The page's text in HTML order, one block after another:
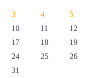
3
4 5
10
11 12
17
18 19
24
25 26
31